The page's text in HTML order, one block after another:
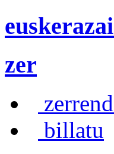
zer
billatu